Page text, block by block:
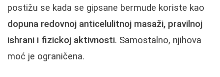
postižu se kada se gipsane bermude koriste kao
dopuna redovnoj anticelulitnoj masaži, pravilnoj
ishrani i fizickoj aktivnosti. Samostalno, njihova
moć je ograničena.